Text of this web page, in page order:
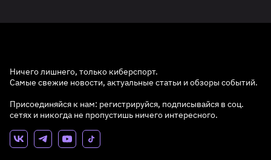
Ничего лишнего, только киберспорт.
Самые свежие новости, актуальные статьи и обзоры событий.
Присоединяйся к нам: регистрируйся, подписывайся в соц.
сетях и никогда не пропустишь ничего интересного.